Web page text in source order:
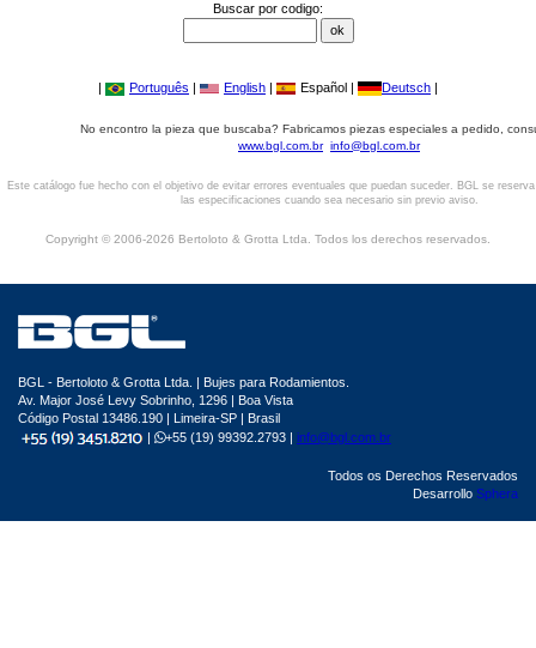
Buscar por codigo:
| Português | English | Español | Deutsch |
No encontro la pieza que buscaba? Fabricamos piezas especiales a pedido,
www.bgl.com.br info@bgl.com.br
Este catálogo fue hecho con el objetivo de evitar errores eventuales que puedan suceder. BGL se
las especificaciones cuando sea necesario sin previo aviso.
Copyright © 2006-2026 Bertoloto & Grotta Ltda. Todos los derechos reservados.
BGL - Bertoloto & Grotta Ltda. | Bujes para Rodamientos.
Av. Major José Levy Sobrinho, 1296 | Boa Vista
Código Postal 13486.190 | Limeira-SP | Brasil
|
+55 (19) 99392.2793 | info@bgl.com.br
Todos os Derechos Reservados
Desarrollo Sphera